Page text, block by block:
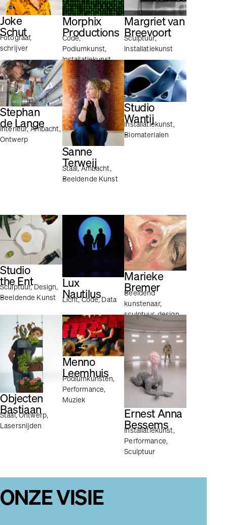
Joke
Schut
Fotograaf,
schrijver
Morphix
Productions
Code,
Podiumkunst,
Installatiekunst
Margriet van
Breevoort
Sculptuur,
Installatiekunst
Stephan
de Lange
Interieur, Ambacht,
Ontwerp
Sanne
Terweij
Staal, Ambacht,
Beeldende Kunst
Studio
Wantij
Installatiekunst,
Biomaterialen
Studio
the Ent
Sculptuur, Design,
Beeldende Kunst
Lux
Nautilus
Licht, Code, Data
Marieke
Bremer
Beeldend
kunstenaar,
sculptuur, design
Objecten
Bastiaan
Staal, Ontwerp,
Lasersnijden
Menno
Leemhuis
Podiumkunsten,
Performance,
Muziek
Ernest Anna
Bessems
Installatiekunst,
Performance,
Sculptuur
ONZE VISIE